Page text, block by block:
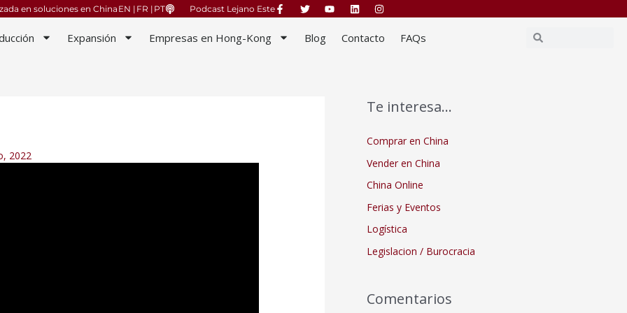
en soluciones en China EN | FR | PT Podcast Lejano Este
Expansión Empresas en Hong-Kong Blog Contacto FAQs BuscarBuscar
2022
Te interesa…
Comprar en China
Vender en China
China Online
Ferias y Eventos
Logística
Legislacion / Burocracia
Comentarios